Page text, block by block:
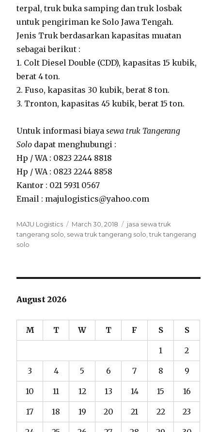
terpal, truk buka samping dan truk losbak
untuk pengiriman ke Solo Jawa Tengah.
Jenis Truk berdasarkan kapasitas muatan
sebagai berikut :
1. Colt Diesel Double (CDD), kapasitas 15 kubik,
berat 4 ton.
2. Fuso, kapasitas 30 kubik, berat 8 ton.
3. Tronton, kapasitas 45 kubik, berat 15 ton.
Untuk informasi biayasewa truk Tangerang
Solo dapat menghubungi :
Hp / WA : 0823 2244 8818
Hp / WA : 0823 2244 8858
Kantor : 021 5931 0567
Email : majulogistics@yahoo.com
Author
MAJU Logistics
Posted
on
March 30, 2018 Tags
jasa sewa truk
tangerang solo sewa truk tangerang solo ,truk tangerang
solo
August 2026
M T W T F S S
1 2
3 4 5 6 7 8 9
10 11 12 13 14 15 16
17 18 19 20 21 22 23